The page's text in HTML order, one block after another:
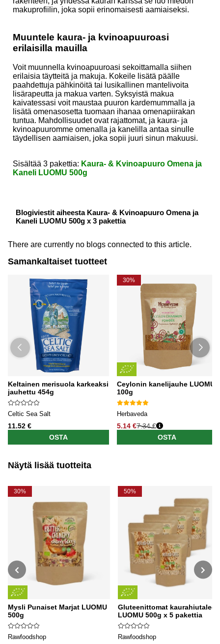
makuprofiilin, joka sopii erinomaisesti aamiaiseksi.
Muuntele kaura- ja kvinoapuuroasi
erilaisilla mauilla
Voit muunnella kvinoapuuroasi sekoittamalla siihen
erilaisia täytteitä ja makuja. Kokeile lisätä päälle
paahdettuja pähkinöitä tai lusikallinen mantelivoita
lisärapeutta ja makua varten. Syksyistä makua
kaivatessasi voit maustaa puuron kardemummalla ja
lisätä omenasosetta tuomaan ihanaa omenapiirakan
tuntua. Mahdollisuudet ovat rajattomat, ja kaura- ja
kvinoapuuromme omenalla ja kanelilla antaa sinulle
täydellisen aamiaisen, joka sopii juuri sinun makuusi.
Sisältää 3 pakettia: Kaura- & Kvinoapuuro Omena ja
Kaneli LUOMU 500g
Blogiviestit aiheesta Kaura- & Kvinoapuuro Omena ja
Kaneli LUOMU 500g x 3 pakettia
There are currently no blogs connected to this article.
Samankaltaiset tuotteet
Keltainen merisuola karkeaksi
jauhettu 454g
Celtic Sea Salt
11.52 €
OSTA
30%
Ceylonin kanelijauhe LUOMU
100g
Herbaveda
5.14 €7.34 €
OSTA
Näytä lisää tuotteita
30%
Mysli Punaiset Marjat LUOMU
500g
Rawfoodshop
50%
Gluteenittomat kaurahiutaleet
LUOMU 500g x 5 pakettia
Rawfoodshop